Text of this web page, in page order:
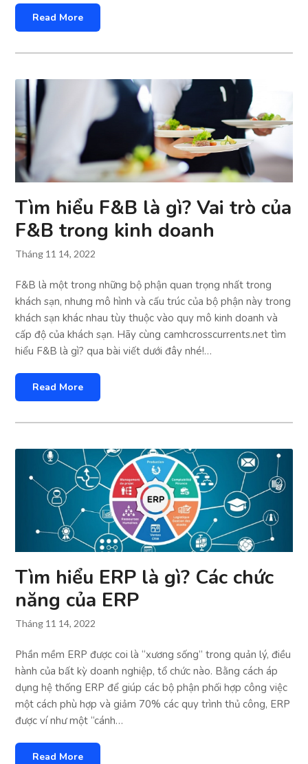
Read More
Tìm hiểu F&B là gì? Vai trò của
F&B trong kinh doanh
Tháng 11 14, 2022
F&B là một trong những bộ phận quan trọng nhất trong
khách sạn, nhưng mô hình và cấu trúc của bộ phận này trong
khách sạn khác nhau tùy thuộc vào quy mô kinh doanh và
cấp độ của khách sạn. Hãy cùng camhcrosscurrents.net tìm
hiểu F&B là gì? qua bài viết dưới đây nhé!…
Read More
Tìm hiểu ERP là gì? Các chức
năng của ERP
Tháng 11 14, 2022
Phần mềm ERP được coi là “xương sống” trong quản lý, điều
hành của bất kỳ doanh nghiệp, tổ chức nào. Bằng cách áp
dụng hệ thống ERP để giúp các bộ phận phối hợp công việc
một cách phù hợp và giảm 70% các quy trình thủ công, ERP
được ví như một “cánh…
Read More